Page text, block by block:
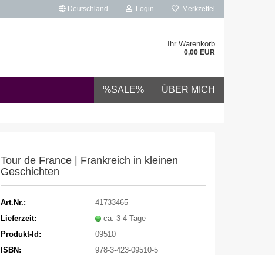
Deutschland Login Merkzettel
Ihr Warenkorb
0,00 EUR
%SALE% ÜBER MICH
Tour de France | Frankreich in kleinen
Geschichten
Art.Nr.:
41733465
Lieferzeit:
ca. 3-4 Tage
Produkt-Id:
09510
ISBN:
978-3-423-09510-5